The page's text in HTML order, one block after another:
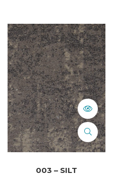
003 – SILT